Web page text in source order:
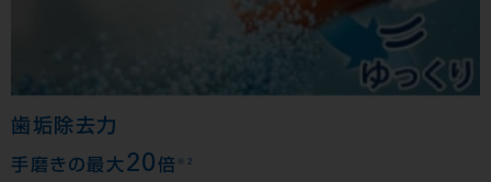
歯垢除去力
手磨きの最大 20倍 ※2